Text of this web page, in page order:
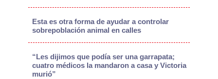
Esta es otra forma de ayudar a controlar
sobrepoblación animal en calles
“Les dijimos que podía ser una garrapata;
cuatro médicos la mandaron a casa y Victoria
murió”